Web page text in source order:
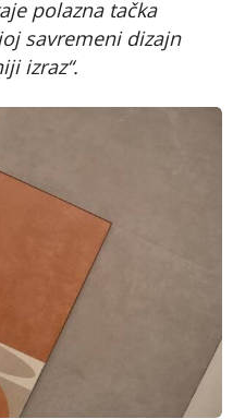
polazna tačka
savremeni dizajn
izraz“.